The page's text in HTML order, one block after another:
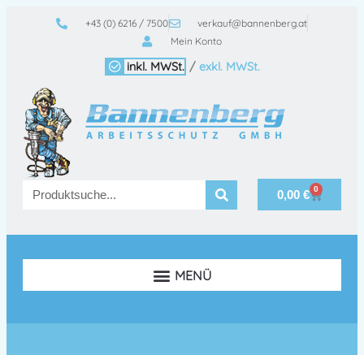
+43 (0) 6216 / 7500
verkauf@bannenberg.at
Mein Konto
inkl. MWSt. / exkl. MWSt.
0,00 € 0